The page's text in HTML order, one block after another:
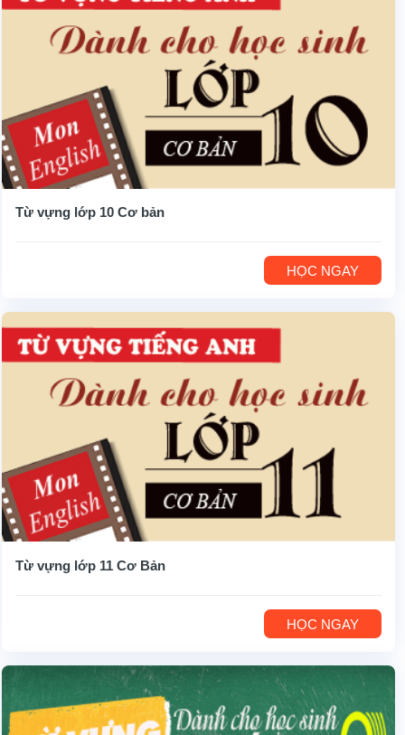
Từ vựng lớp 10 Cơ bản
HỌC NGAY
Từ vựng lớp 11 Cơ Bản
HỌC NGAY